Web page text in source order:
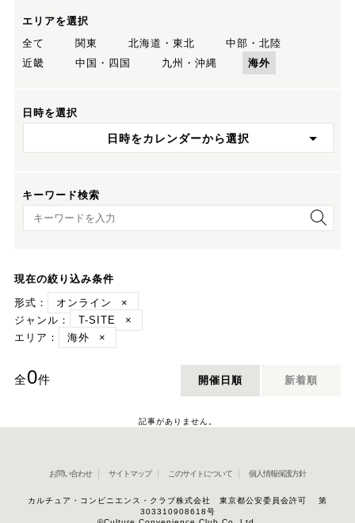
エリアを選択
全て
関東 北海道・東北
中部・北陸
近畿
中国・四国 九州・沖縄 海外
日時を選択
日時をカレンダーから選択
キーワード検索
キーワード検索
現在の絞り込み条件
形式：
オンライン
×
ジャンル：
T-SITE
×
エリア：
海外 ×
全0件 開催日順 新着順
記事がありません。
お問い合わせ サイトマップ このサイトについて 個人情報保護方針
カルチュア・コンビニエンス・クラブ株式会社 東京都公安委員会許可 第
303310908618号